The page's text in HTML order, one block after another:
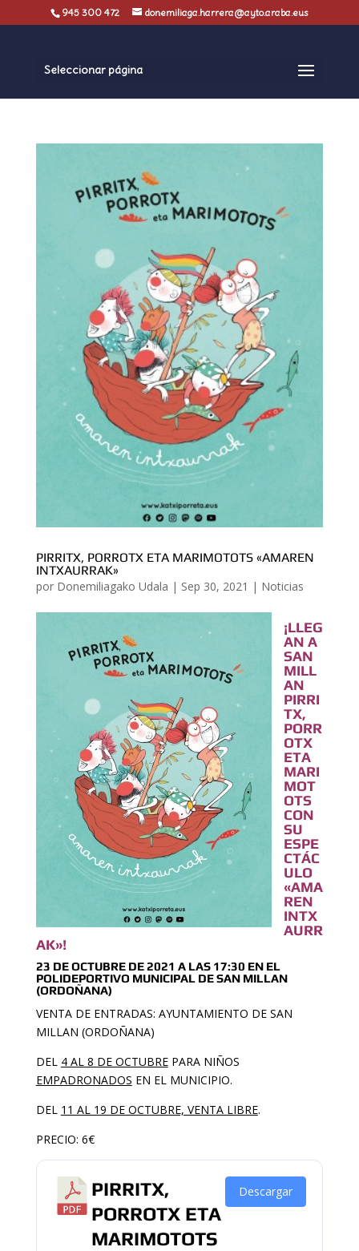
945 300 472 donemiliaga.harrera@ayto.araba.eus
Seleccionar página
PIRRITX, PORROTX ETA MARIMOTOTS «AMAREN
INTXAURRAK»
por Donemiliagako Udala | Sep 30, 2021 | Noticias
¡LLEG
AN A
SAN
MILL
AN
PIRRI
TX,
PORR
OTX
ETA
MARI
MOT
OTS
CON
SU
ESPE
CTÁC
ULO
«AMA
REN
INTX
AURR
AK»!
23 DE OCTUBRE DE 2021 A LAS 17:30 EN EL
POLIDEPORTIVO MUNICIPAL DE SAN MILLAN
(ORDOÑANA)
VENTA DE ENTRADAS: AYUNTAMIENTO DE SAN
MILLAN (ORDOÑANA)
DEL 4 AL 8 DE OCTUBREPARA NIÑOS
EMPADRONADOS EN EL MUNICIPIO.
DEL 11 AL 19 DE OCTUBRE, VENTA LIBRE.
PRECIO: 6€
PIRRITX,
PORROTX ETA
MARIMOTOTS
Descargar